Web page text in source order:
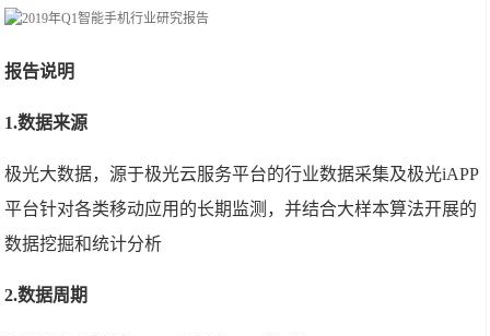
报告说明
1.数据来源
极光大数据，源于极光云服务平台的行业数据采集及极光iAPP
平台针对各类移动应用的长期监测，并结合大样本算法开展的
数据挖掘和统计分析
2.数据周期